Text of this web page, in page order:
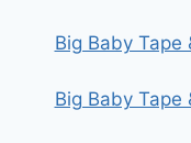
Big Baby
Big Baby